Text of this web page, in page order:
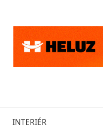
INTERIÉR